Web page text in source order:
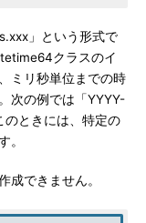
」という形式で
クラスのイ
ミリ秒単位までの時
次の例では「YYYY-
のときには、特定の
。
できません。